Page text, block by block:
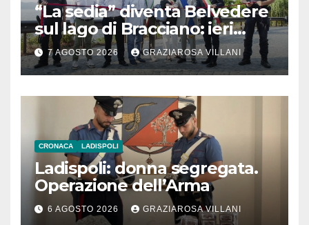
“La sedia” diventa Belvedere
sul lago di Bracciano: ieri
l’inaugurazione
7 AGOSTO 2026 GRAZIAROSA VILLANI
CRONACA LADISPOLI
Ladispoli: donna segregata.
Operazione dell’Arma
6 AGOSTO 2026 GRAZIAROSA VILLANI